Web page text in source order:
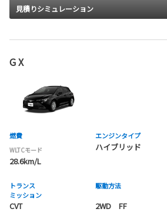
見積りシミュレーション
G X
燃費
WLTCモード
28.6km/L
エンジンタイプ
ハイブリッド
トランス
ミッション
CVT
駆動方法
2WD FF